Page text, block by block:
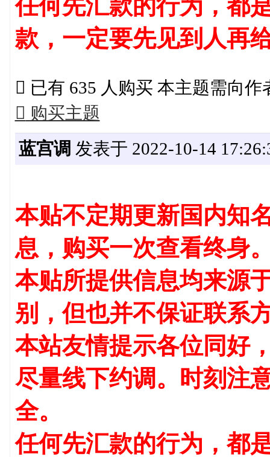
任何先汇款的行为，都
款，一定要先见到人再
 已有 635 人购买 本主题需向
 购买主题
蓝宫调 发表于 2022-10-14
本贴不定期更新国内知
息，购买一次查看终身
本贴所提供信息均来源
别，但也并不保证联系
本站友情提示各位同好
尽量线下约调。时刻注
全。
任何先汇款的行为，都